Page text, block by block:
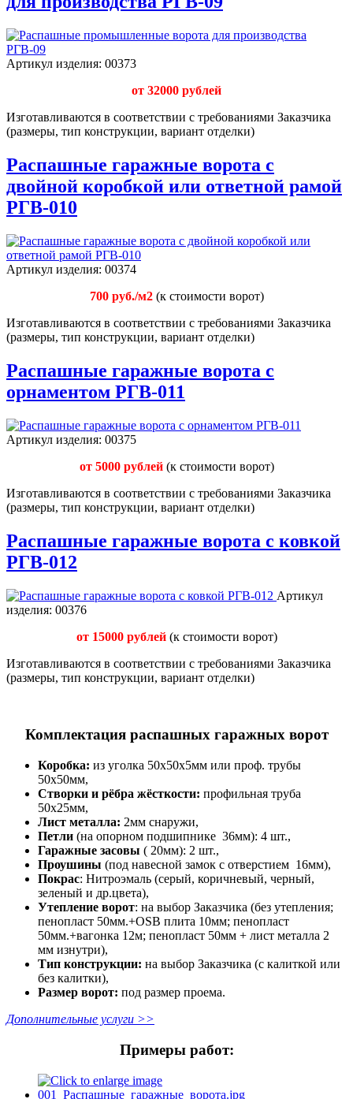
Артикул изделия: 00373
от 32000 рублей
Изготавливаются в соответствии с требованиями Заказчика
(размеры, тип конструкции, вариант отделки)
Распашные гаражные ворота с
двойной коробкой или ответной рамой
РГВ-010
Артикул изделия: 00374
700 руб./м2 (к стоимости ворот)
Изготавливаются в соответствии с требованиями Заказчика
(размеры, тип конструкции, вариант отделки)
Распашные гаражные ворота с
орнаментом РГВ-011
Артикул изделия: 00375
от 5000 рублей (к стоимости ворот)
Изготавливаются в соответствии с требованиями Заказчика
(размеры, тип конструкции, вариант отделки)
Распашные гаражные ворота с ковкой
РГВ-012
Артикул
изделия: 00376
от 15000 рублей (к стоимости ворот)
Изготавливаются в соответствии с требованиями Заказчика
(размеры, тип конструкции, вариант отделки)
Комплектация распашных гаражных ворот
Коробка: из уголка 50х50х5мм или проф. трубы
50х50мм,
Створки и рёбра жёсткости: профильная труба
50х25мм,
Лист металла: 2мм снаружи,
Петли (на опорном подшипнике 36мм): 4 шт.,
Гаражные засовы ( 20мм): 2 шт.,
Проушины (под навесной замок с отверстием 16мм),
Покрас: Нитроэмаль (серый, коричневый, черный,
зеленый и др.цвета),
Утепление ворот: на выбор Заказчика (без утепления;
пенопласт 50мм.+OSB плита 10мм; пенопласт
50мм.+вагонка 12м; пенопласт 50мм + лист металла 2
мм изнутри),
Тип конструкции: на выбор Заказчика (с калиткой или
без калитки),
Размер ворот: под размер проема.
Дополнительные услуги >>
Примеры работ: